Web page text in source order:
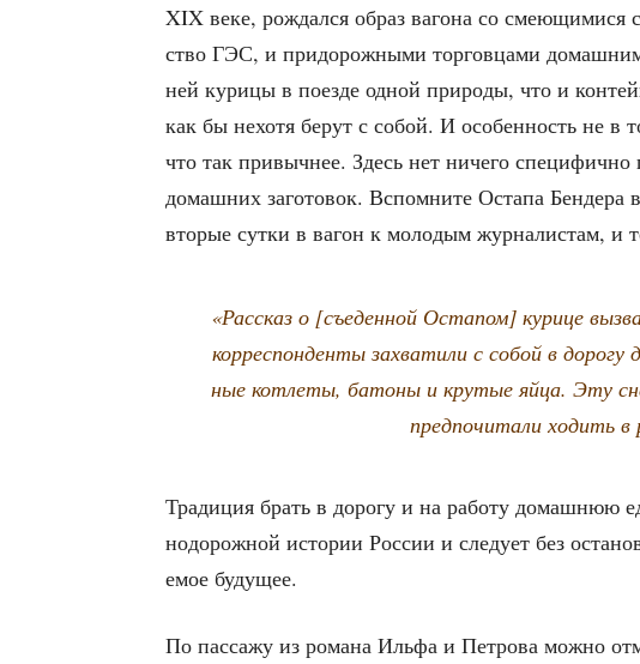
XIX веке, рож­дал­ся образ ваго­на со
ство ГЭС, и при­до­рож­ны­ми тор­гов­ца­ми
ней кури­цы в поез­де одной при­ро­ды, что и
как бы нехо­тя берут с собой. И осо­бен­ность не в
что так при­выч­нее. Здесь нет ниче­го
домаш­них заго­то­вок. Вспом­ни­те Оста­па Бен­де­ра
вто­рые сут­ки в вагон к моло­дым жур­на­ли­стам, и
«Рас­сказ о [съе­ден­ной Оста­пом] кури­це
кор­ре­спон­ден­ты захва­ти­ли с собой в
ные кот­ле­ты, бато­ны и кру­тые яйца. Эту
пред­по­чи­та­ли ходить
Тра­ди­ция брать в доро­гу и на рабо­ту домаш­нюю
но­до­рож­ной исто­рии Рос­сии и сле­ду­ет без
е­мое будущее.
По пас­са­жу из рома­на Иль­фа и Пет­ро­ва мож­но